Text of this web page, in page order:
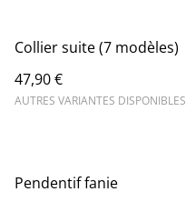
Collier suite (7 modèles)
47,90 €
AUTRES VARIANTES DISPONIBLES
Pendentif fanie